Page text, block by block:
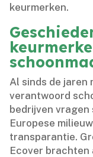
keurmerken.​
Al sinds de
verantwoord
bedrijven vragen
Europese
transparantie.​
Ecover